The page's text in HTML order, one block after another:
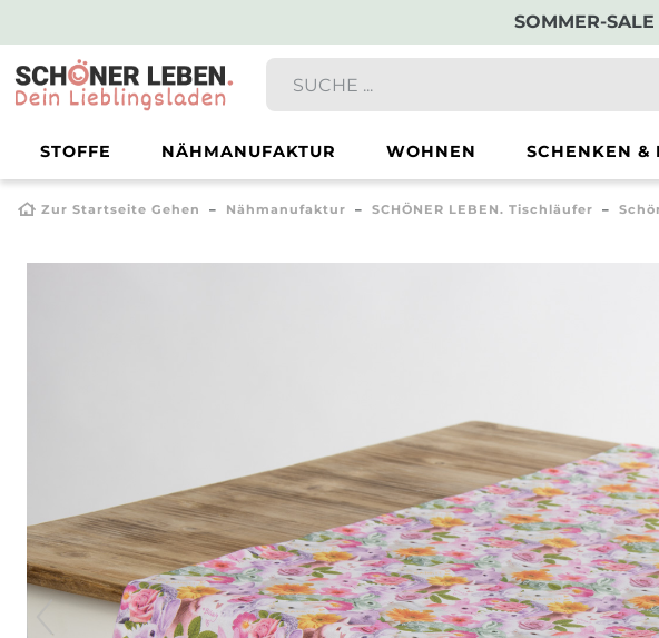
SOMMER-SALE
STOFFE NÄHMANUFAKTUR WOHNEN SCHENKEN &
Zur Startseite Gehen Nähmanufaktur SCHÖNER LEBEN. Tischläufer